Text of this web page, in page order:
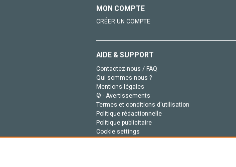
MON COMPTE
CRÉER UN COMPTE
AIDE & SUPPORT
Contactez-nous / FAQ
Qui sommes-nous ?
Mentions légales
© - Avertissements
Termes et conditions d'utilisation
Politique rédactionnelle
Politique publicitaire
Cookie settings